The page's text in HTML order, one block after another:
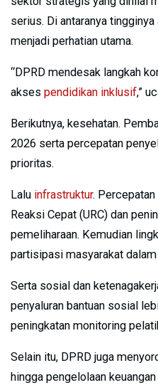
serius. Di antaranya
menjadi perhatian utama.
“DPRD mendesak langkah
akses pendidikan inklusif,”
Berikutnya, kesehatan.
2026 serta percepatan
prioritas.
Lalu infrastruktur.
Reaksi Cepat (URC) dan
pemeliharaan. Kemudian
partisipasi masyarakat
Serta sosial dan
penyaluran bantuan sosial
peningkatan monitoring
Selain itu, DPRD juga
hingga pengelolaan